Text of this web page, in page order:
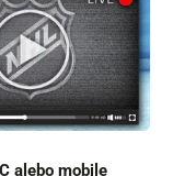
alebo mobile